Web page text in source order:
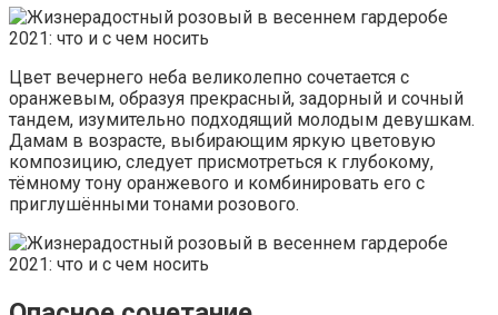
Цвет вечернего неба великолепно сочетается с
оранжевым, образуя прекрасный, задорный и сочный
тандем, изумительно подходящий молодым девушкам.
Дамам в возрасте, выбирающим яркую цветовую
композицию, следует присмотреться к глубокому,
тёмному тону оранжевого и комбинировать его с
приглушёнными тонами розового.